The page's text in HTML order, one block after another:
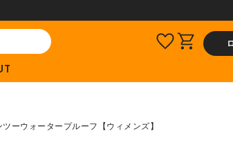
ーウォータープルーフ【ウィメンズ】